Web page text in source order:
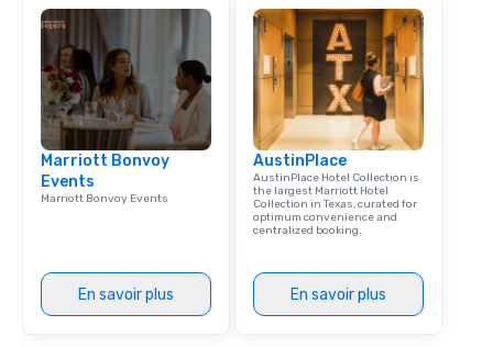
Marriott Bonvoy
Events
Marriott Bonvoy Events
En savoir plus
AustinPlace
AustinPlace Hotel Collection is
the largest Marriott Hotel
Collection in Texas, curated for
optimum convenience and
centralized booking.
En savoir plus